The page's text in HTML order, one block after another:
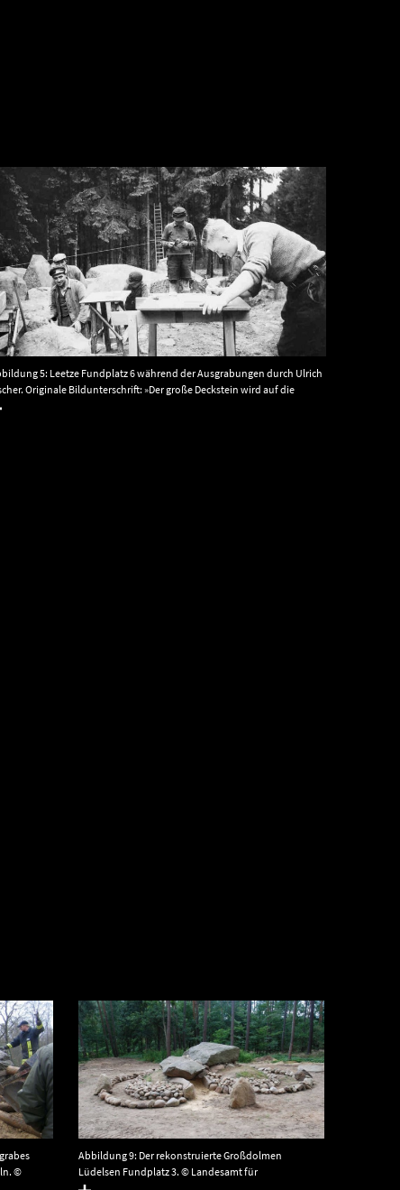
5: Leetze Fundplatz 6 während der Ausgrabungen durch Ulrich
Originale Bildunterschrift: »Der große Deckstein wird auf die
gezogen, dabei zerrissen beide Flaschenzüge. Im Juli 1939«. ©
©
Abbildung 9: Der rekonstruierte Großdolmen
Lüdelsen Fundplatz 3. © Landesamt für